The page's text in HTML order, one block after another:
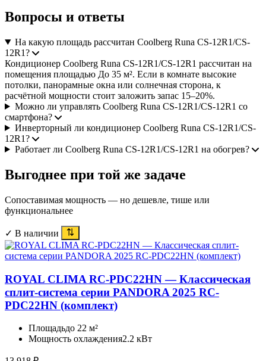
Вопросы и ответы
На какую площадь рассчитан Coolberg Runa CS-12R1/CS-
12R1?
Кондиционер Coolberg Runa CS-12R1/CS-12R1 рассчитан на
помещения площадью До 35 м². Если в комнате высокие
потолки, панорамные окна или солнечная сторона, к
расчётной мощности стоит заложить запас 15–20%.
Можно ли управлять Coolberg Runa CS-12R1/CS-12R1 со
смартфона?
Инверторный ли кондиционер Coolberg Runa CS-12R1/CS-
12R1?
Работает ли Coolberg Runa CS-12R1/CS-12R1 на обогрев?
Выгоднее при той же задаче
Сопоставимая мощность — но дешевле, тише или
функциональнее
✓ В наличии
ROYAL CLIMA RC-PDC22HN — Классическая
сплит-система серии PANDORA 2025 RC-
PDC22HN (комплект)
Площадьдо 22 м²
Мощность охлаждения2.2 кВт